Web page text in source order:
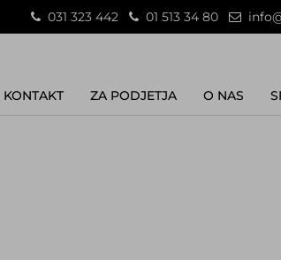
031 323 442 01 513 34 80
KONTAKT ZA PODJETJA O NAS